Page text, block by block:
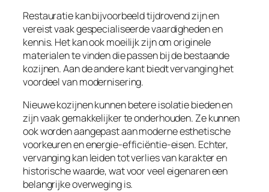
Restauratie kan bijvoorbeeld tijdrovend zijn en
vereist vaak gespecialiseerde vaardigheden en
kennis. Het kan ook moeilijk zijn om originele
materialen te vinden die passen bij de bestaande
kozijnen. Aan de andere kant biedt vervanging het
voordeel van modernisering.
Nieuwe kozijnen kunnen betere isolatie bieden en
zijn vaak gemakkelijker te onderhouden. Ze kunnen
ook worden aangepast aan moderne esthetische
voorkeuren en energie-efficiëntie-eisen. Echter,
vervanging kan leiden tot verlies van karakter en
historische waarde, wat voor veel eigenaren een
belangrijke overweging is.